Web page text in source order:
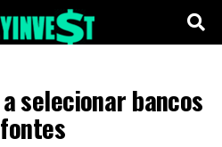
selecionar bancos